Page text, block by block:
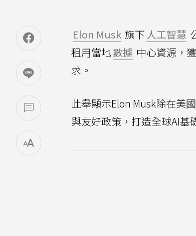
Elon Musk 旗下 人工智慧
租用當地數據 中心資源，
求。
此舉顯示Elon Musk除在美
與友好政策，打造全球AI基